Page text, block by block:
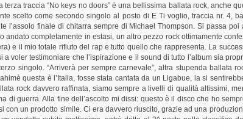
traccia “No keys no doors” è una bellissima ballata rock, anche
scelto come secondo singolo al posto di E Ti voglio, traccia nr. 4,
l’assolo finale di chitarra sempre di Michael Thompson. Si passa
completamente in estasi, un altro pezzo rock ottimamente
e il mio totale rifiuto del rap e tutto quello che rappresenta. La
voler testimoniare che l’ispirazione e il sound di tutto l’album sia
singolo. “Arriverà per sempre carnevale”, altra stupenda ballata
questa è l’Italia, fosse stata cantata da un Ligabue, la si
rock davvero raffinata, siamo sempre a livelli di qualità altissimi,
di guerra. Alla fine dell’ascolto mi dissi: questo è il disco che ho
con un prodotto simile. Ci era davvero riuscito, grazie ad una